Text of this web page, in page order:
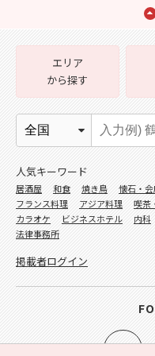
エリア
から探す
人気キーワード
居酒屋 和食 焼き鳥 懐石・
フランス料理
アジア料理 喫茶
カラオケ
ビジネスホテル 内科
法律事務所
掲載者ログイン